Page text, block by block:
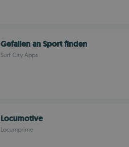
Gefallen an Sport finden
Surf City Apps
Locumotive
Locumprime